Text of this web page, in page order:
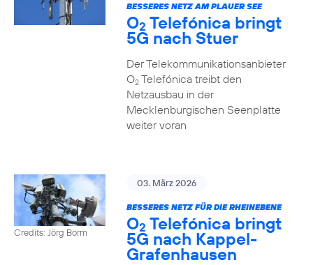
BESSERES NETZ AM PLAUER SEE
O2 Telefónica bringt
5G nach Stuer
Der Telekommunikationsanbieter
O2Telefónica treibt den
Netzausbau in der
Mecklenburgischen Seenplatte
weiter voran
Credits: Jörg Borm
03. März 2026
BESSERES NETZ FÜR DIE RHEINEBENE
O2 Telefónica bringt
5G nach Kappel-
Grafenhausen